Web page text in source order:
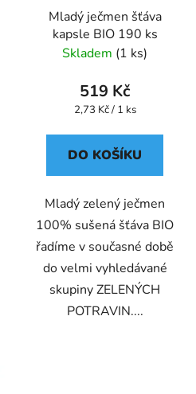
Mladý ječmen šťáva
kapsle BIO 190 ks
Skladem (1 ks)
519 Kč
Měrná
2,73 Kč / 1 ks
DO KOŠÍKU
Mladý zelený ječmen
100% sušená šťáva BIO
řadíme v současné době
do velmi vyhledávané
skupiny ZELENÝCH
POTRAVIN....